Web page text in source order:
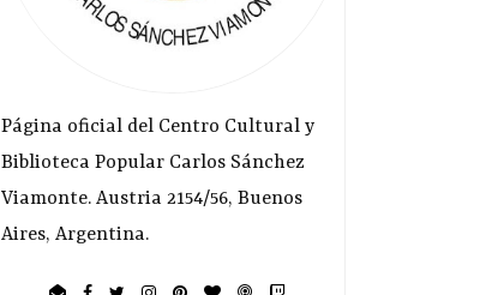
Página oficial del Centro Cultural y
Biblioteca Popular Carlos Sánchez
Viamonte. Austria 2154/56, Buenos
Aires, Argentina.